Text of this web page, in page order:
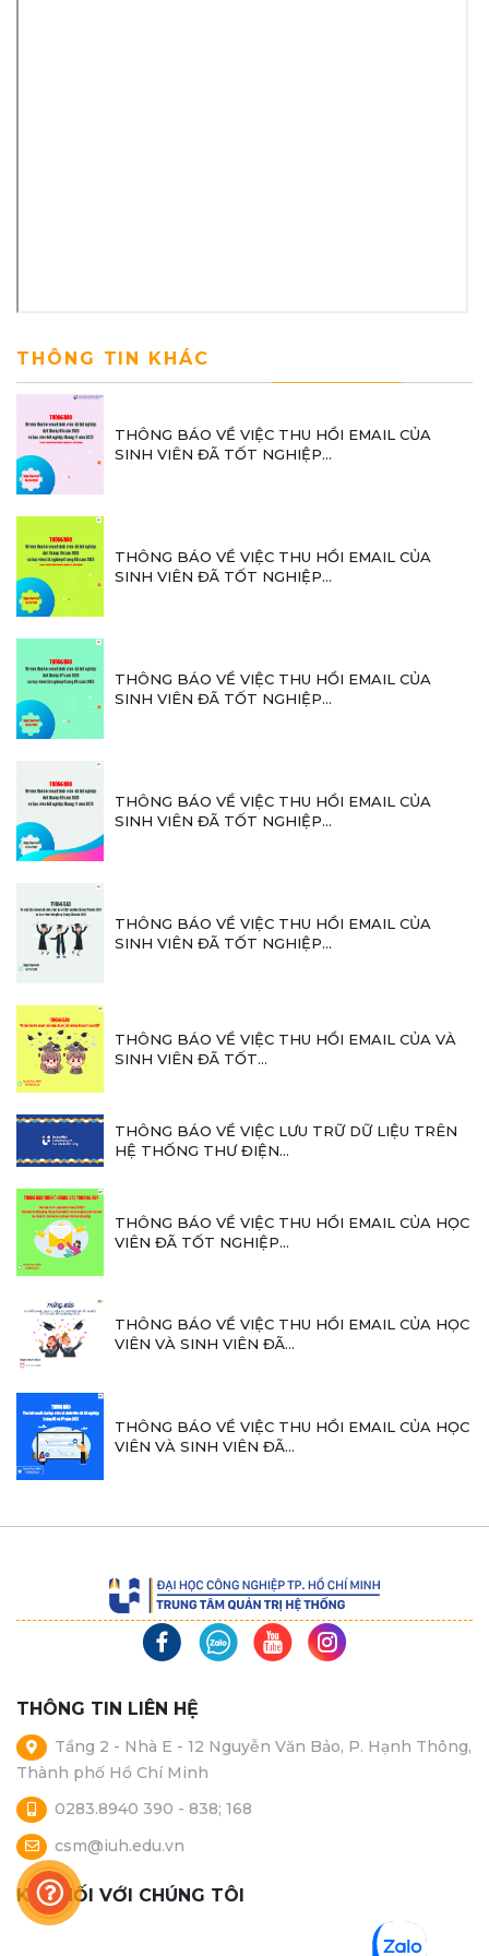
THÔNG TIN KHÁC
THÔNG BÁO VỀ VIỆC THU HỒI EMAIL CỦA
SINH VIÊN ĐÃ TỐT NGHIỆP...
THÔNG BÁO VỀ VIỆC THU HỒI EMAIL CỦA
SINH VIÊN ĐÃ TỐT NGHIỆP...
THÔNG BÁO VỀ VIỆC THU HỒI EMAIL CỦA
SINH VIÊN ĐÃ TỐT NGHIỆP...
THÔNG BÁO VỀ VIỆC THU HỒI EMAIL CỦA
SINH VIÊN ĐÃ TỐT NGHIỆP...
THÔNG BÁO VỀ VIỆC THU HỒI EMAIL CỦA
SINH VIÊN ĐÃ TỐT NGHIỆP...
THÔNG BÁO VỀ VIỆC THU HỒI EMAIL CỦA VÀ
SINH VIÊN ĐÃ TỐT...
THÔNG BÁO VỀ VIỆC LƯU TRỮ DỮ LIỆU TRÊN
HỆ THỐNG THƯ ĐIỆN...
THÔNG BÁO VỀ VIỆC THU HỒI EMAIL CỦA HỌC
VIÊN ĐÃ TỐT NGHIỆP...
THÔNG BÁO VỀ VIỆC THU HỒI EMAIL CỦA HỌC
VIÊN VÀ SINH VIÊN ĐÃ...
THÔNG BÁO VỀ VIỆC THU HỒI EMAIL CỦA HỌC
VIÊN VÀ SINH VIÊN ĐÃ...
THÔNG TIN LIÊN HỆ
Tầng 2 - Nhà E - 12 Nguyễn Văn Bảo, P. Hạnh Thông,
Thành phố Hồ Chí Minh
0283.8940 390 - 838; 168
csm@iuh.edu.vn
KẾT NỐI VỚI CHÚNG TÔI